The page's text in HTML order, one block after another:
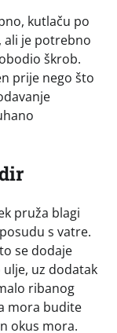
kutlaču po
ali je potrebno
škrob.
prije nego što
pruža blagi
s vatre.
se dodaje
uz dodatak
ribanog
mora budite
okus mora.